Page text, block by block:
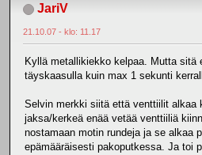
JariV
21.10.07 - klo: 11.17
Kyllä metallikiekko kelpaa. Mutta sitä
täyskaasulla kuin max 1 sekunti
Selvin merkki siitä että venttiilit alkaa
jaksa/kerkeä enää vetää venttiiliä
nostamaan motin rundeja ja se alkaa
epämääräisesti pakoputkessa. Ja toi